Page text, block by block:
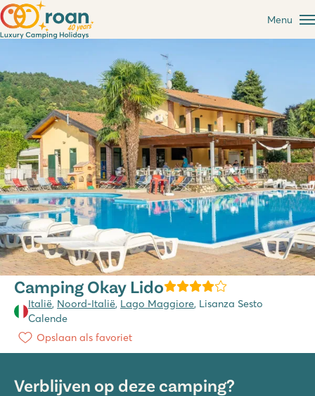
Menu
Camping Okay Lido
Italië, Noord-Italië, Lago Maggiore, Lisanza Sesto
Calende
Opslaan als favoriet
Verblijven op deze camping?